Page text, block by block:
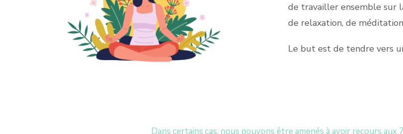
de travailler ensemble sur
de relaxation, de
Le but est de tendre vers
Dans certains cas, nous pouvons être amenés à avoir recours